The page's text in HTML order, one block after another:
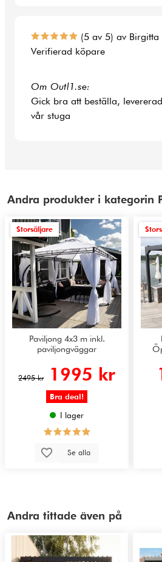
(5 av 5) av
Verifierad köpare
Om Outl1.se:
Gick bra att beställa,
vår stuga
Andra produkter i kategorin
Storsäljare
Paviljong 4x3 m inkl.
paviljongväggar
2495 kr 1995 kr
Bra deal!
I lager
Se alla
Andra tittade även på